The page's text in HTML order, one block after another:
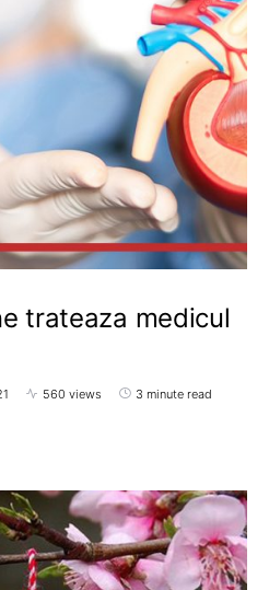
trateaza medicul
560 views 3 minute read